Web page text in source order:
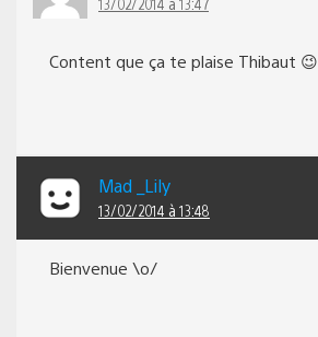
Content que ça te plaise Thibaut 😉
Mad _Lily
13/02/2014 à 13:48
Bienvenue \o/